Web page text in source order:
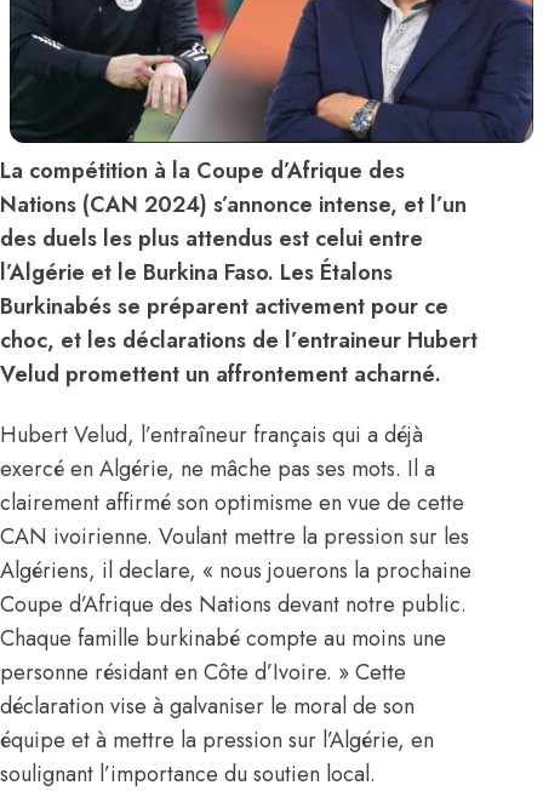
La compétition à la Coupe d’Afrique des
Nations (CAN 2024) s’annonce intense, et l’un
des duels les plus attendus est celui entre
l’Algérie et le Burkina Faso. Les Étalons
Burkinabés se préparent activement pour ce
choc, et les déclarations de l’entraineur Hubert
Velud promettent un affrontement acharné.
Hubert Velud, l’entraîneur français qui a déjà
exercé en Algérie, ne mâche pas ses mots. Il a
clairement affirmé son optimisme en vue de cette
CAN ivoirienne. Voulant mettre la pression sur les
Algériens, il declare, « nous jouerons la prochaine
Coupe d’Afrique des Nations devant notre public.
Chaque famille burkinabé compte au moins une
personne résidant en Côte d’Ivoire. » Cette
déclaration vise à galvaniser le moral de son
équipe et à mettre la pression sur l’Algérie, en
soulignant l’importance du soutien local.